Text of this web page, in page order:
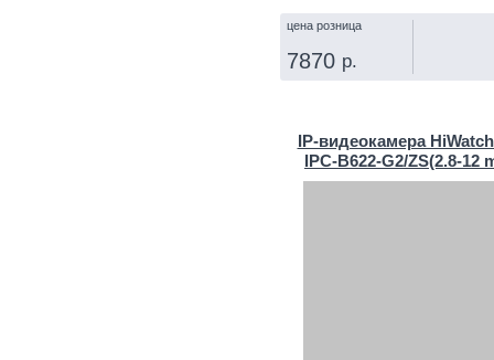
цена розница
7870 р.
IP‑видеокамера
IPC-B622-G2/ZS(2.8-12